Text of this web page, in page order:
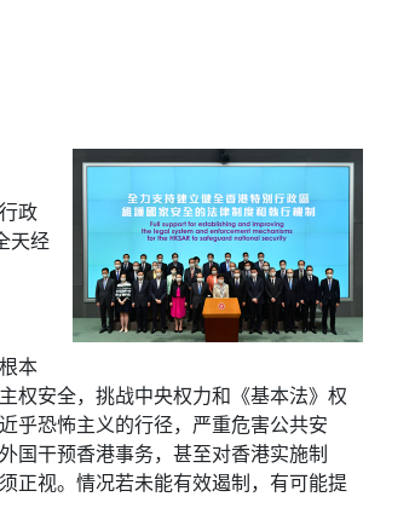
政
天经
本
权安全，挑战中央权力和《基本法》权
乎恐怖主义的行径，严重危害公共安
国干预香港事务，甚至对香港实施制
正视。情况若未能有效遏制，有可能提